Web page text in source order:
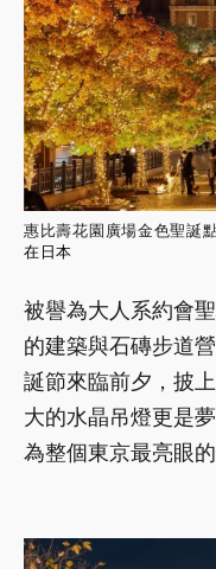
被譽為大人系約會
的建築與石磚步道
誕節來臨前夕，披
大的水晶吊燈更是
為整個東京最亮眼
惠比壽花園廣場金色聖誕
在日本